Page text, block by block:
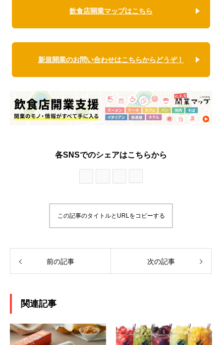
飲食店開業マップはこちら
新規開業のお問い合わせはこちらからどうぞ！
各SNSでのシェアはこちらから
この記事のタイトルとURLをコピーする
前の記事 次の記事
関連記事